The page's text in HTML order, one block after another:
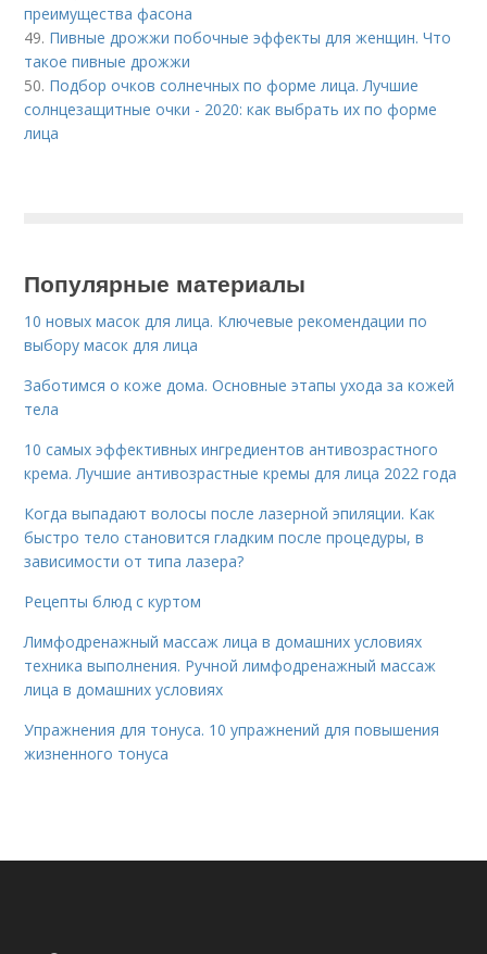
преимущества фасона
49. Пивные дрожжи побочные эффекты для женщин. Что
такое пивные дрожжи
50. Подбор очков солнечных по форме лица. Лучшие
солнцезащитные очки - 2020: как выбрать их по форме
лица
Популярные материалы
10 новых масок для лица. Ключевые рекомендации по
выбору масок для лица
Заботимся о коже дома. Основные этапы ухода за кожей
тела
10 самых эффективных ингредиентов антивозрастного
крема. Лучшие антивозрастные кремы для лица 2022 года
Когда выпадают волосы после лазерной эпиляции. Как
быстро тело становится гладким после процедуры, в
зависимости от типа лазера?
Рецепты блюд с куртом
Лимфодренажный массаж лица в домашних условиях
техника выполнения. Ручной лимфодренажный массаж
лица в домашних условиях
Упражнения для тонуса. 10 упражнений для повышения
жизненного тонуса